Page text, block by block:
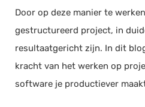
Rittenregistratie
Webshop
Kassa
Voorraadbeheer
ERP
Door op deze manier te
gestructureerd project, in
resultaatgericht zijn. In dit
kracht van het werken op
software je productiever